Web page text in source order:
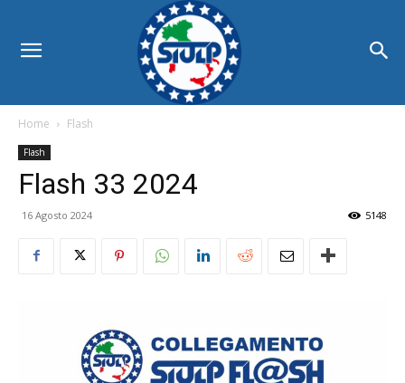
Home Flash
Flash
Flash 33 2024
16 Agosto 2024 5148